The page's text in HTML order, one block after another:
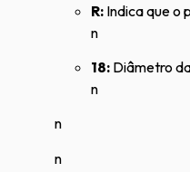
R: Indica que o
n
18: Diâmetro
n
n
n